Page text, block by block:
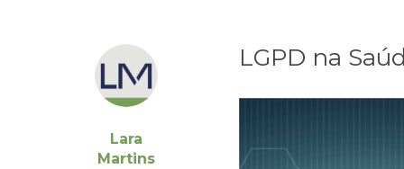
Lara
Martins
LGPD na